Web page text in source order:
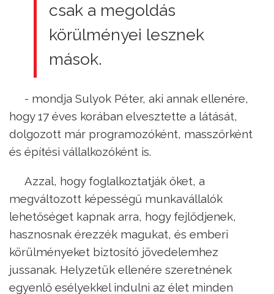
csak a megoldás
körülményei lesznek
mások.
- mondja Sulyok Péter, aki annak ellenére,
hogy 17 éves korában elvesztette a látását,
dolgozott már programozóként, masszőrként
és építési vállalkozóként is.
Azzal, hogy foglalkoztatják őket, a
megváltozott képességű munkavállalók
lehetőséget kapnak arra, hogy fejlődjenek,
hasznosnak érezzék magukat, és emberi
körülményeket biztosító jövedelemhez
jussanak. Helyzetük ellenére szeretnének
egyenlő esélyekkel indulni az élet minden